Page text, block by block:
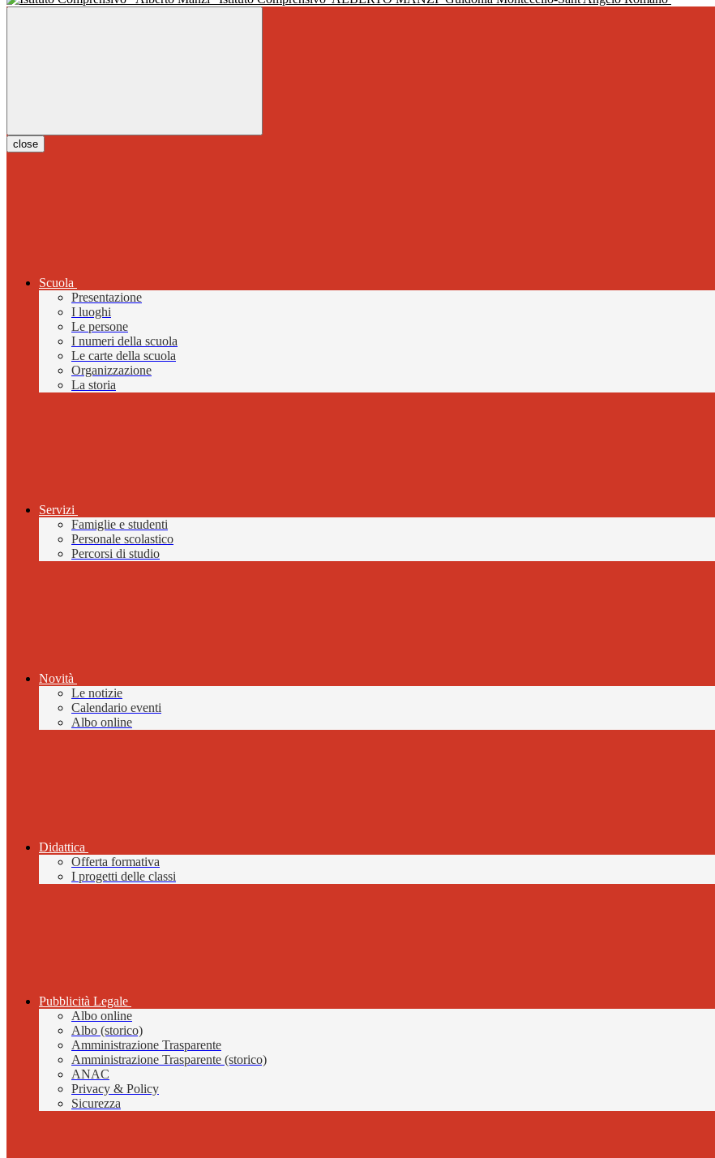
close
Scuola
Presentazione
I luoghi
Le persone
I numeri della scuola
Le carte della scuola
Organizzazione
La storia
Servizi
Famiglie e studenti
Personale scolastico
Percorsi di studio
Novità
Le notizie
Calendario eventi
Albo online
Didattica
Offerta formativa
I progetti delle classi
Pubblicità Legale
Albo online
Albo (storico)
Amministrazione Trasparente
Amministrazione Trasparente (storico)
ANAC
Privacy & Policy
Sicurezza